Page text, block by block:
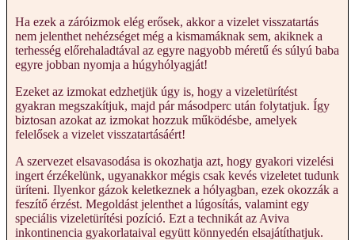
Ha ezek a záróizmok elég erősek, akkor a vizelet visszatartás
nem jelenthet nehézséget még a kismamáknak sem, akiknek a
terhesség előrehaladtával az egyre nagyobb méretű és súlyú baba
egyre jobban nyomja a húgyhólyagját!
Ezeket az izmokat edzhetjük úgy is, hogy a vizeletürítést
gyakran megszakítjuk, majd pár másodperc után folytatjuk. Így
biztosan azokat az izmokat hozzuk működésbe, amelyek
felelősek a vizelet visszatartásáért!
A szervezet elsavasodása is okozhatja azt, hogy gyakori vizelési
ingert érzékelünk, ugyanakkor mégis csak kevés vizeletet tudunk
üríteni. Ilyenkor gázok keletkeznek a hólyagban, ezek okozzák a
feszítő érzést. Megoldást jelenthet a lúgosítás, valamint egy
speciális vizeletürítési pozíció. Ezt a technikát az Aviva
inkontinencia gyakorlataival együtt könnyedén elsajátíthatjuk.